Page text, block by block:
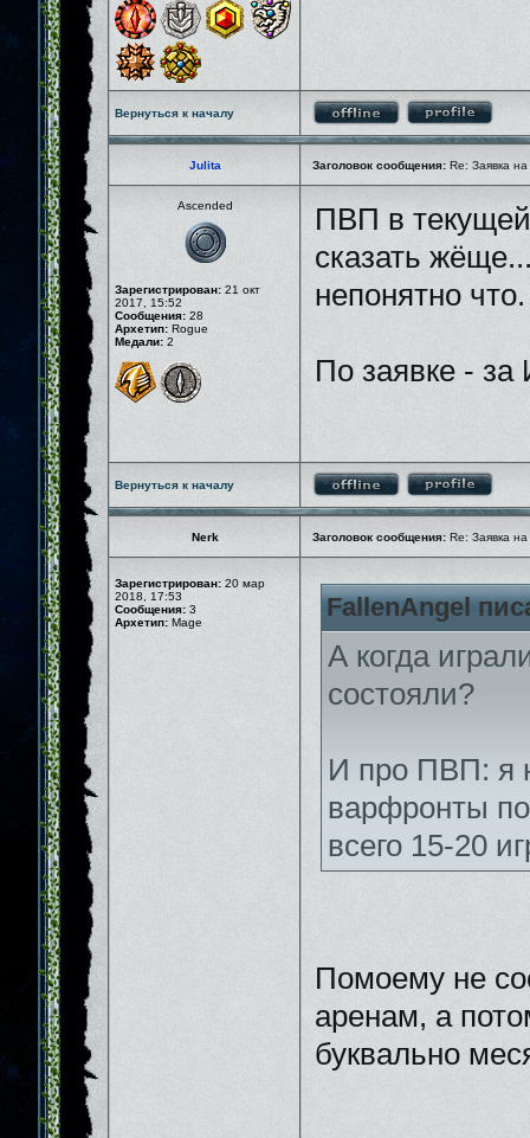
Вернуться к началу
Julita Заголовок сообщения: Re: Заявка
Ascended
Зарегистрирован: 21 окт
2017, 15:52
Сообщения: 28
Архетип: Rogue
Медали: 2
ПВП в
сказать
непонятно
По заявке -
Вернуться к началу
Nerk Заголовок сообщения: Re: Заявка
Зарегистрирован: 20 мар
2018, 17:53
Сообщения: 3
Архетип: Mage
FallenAngel
А когда
состояли?
И про ПВП: я
варфронты
всего 15-20
Помоему не
аренам, а
буквально